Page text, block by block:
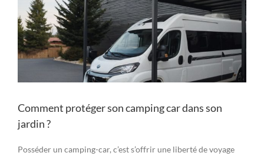
Comment protéger son camping car dans son
jardin ?
Posséder un camping-car, c’est s’offrir une liberté de voyage